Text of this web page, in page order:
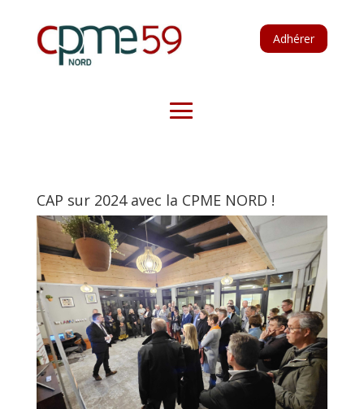
Adhérer
CAP sur 2024 avec la CPME NORD !